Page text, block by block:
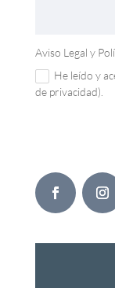
Aviso Legal y
He leído y
de privacidad).